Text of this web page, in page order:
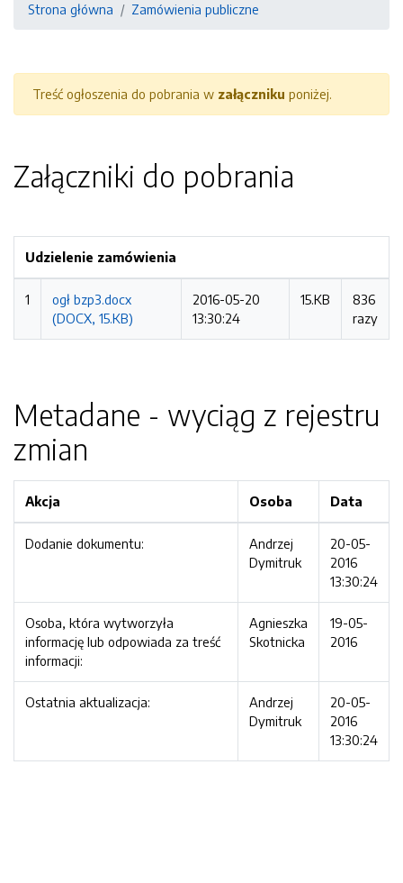
Strona główna Zamówienia publiczne
Treść ogłoszenia do pobrania w załączniku poniżej.
Załączniki do pobrania
Udzielenie zamówienia
1
ogł bzp3.docx
(DOCX, 15.KB)
2016-05-20
13:30:24
15.KB
836
razy
Metadane - wyciąg z rejestru
zmian
Akcja Osoba Data
Dodanie dokumentu:
Andrzej
Dymitruk
20-05-
2016
13:30:24
Osoba, która wytworzyła
informację lub odpowiada za treść
informacji:
Agnieszka
Skotnicka
19-05-
2016
Ostatnia aktualizacja:
Andrzej
Dymitruk
20-05-
2016
13:30:24